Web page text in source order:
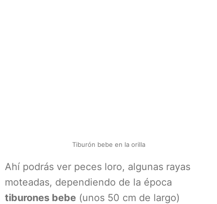
Tiburón bebe en la orilla
Ahí podrás ver peces loro, algunas rayas
moteadas, dependiendo de la época
tiburones bebe (unos 50 cm de largo)